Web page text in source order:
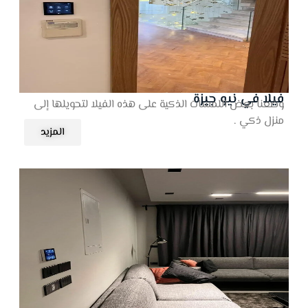
فيلا في نيو جيزة
وضعنا بعض اللمسات الذكية على هذه الفيلا لتحويلها إلى
منزل ذكي .
المزيد